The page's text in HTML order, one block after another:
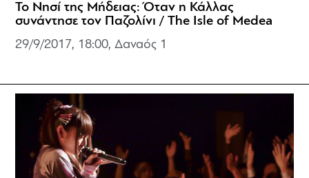
Το Νησί της Μήδειας: Όταν η Κάλλας
συνάντησε τον Παζολίνι / The Isle of Medea
29/9/2017, 18:00, Δαναός 1